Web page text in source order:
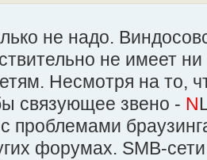
не надо.
не имеет
Несмотря на то,
связующее звено - N
проблемами
форумах. SMB-